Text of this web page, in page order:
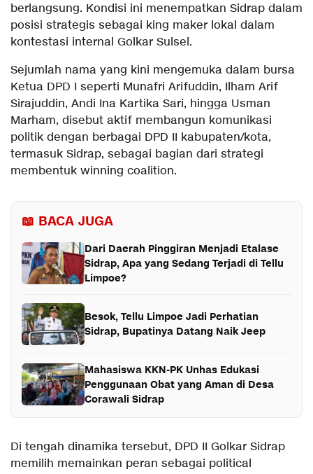
berlangsung. Kondisi ini menempatkan Sidrap dalam
posisi strategis sebagai king maker lokal dalam
kontestasi internal Golkar Sulsel.
Sejumlah nama yang kini mengemuka dalam bursa
Ketua DPD I seperti Munafri Arifuddin, Ilham Arif
Sirajuddin, Andi Ina Kartika Sari, hingga Usman
Marham, disebut aktif membangun komunikasi
politik dengan berbagai DPD II kabupaten/kota,
termasuk Sidrap, sebagai bagian dari strategi
membentuk winning coalition.
📖 BACA JUGA
Dari Daerah Pinggiran Menjadi Etalase
Sidrap, Apa yang Sedang Terjadi di Tellu
Limpoe?
Besok, Tellu Limpoe Jadi Perhatian
Sidrap, Bupatinya Datang Naik Jeep
Mahasiswa KKN-PK Unhas Edukasi
Penggunaan Obat yang Aman di Desa
Corawali Sidrap
Di tengah dinamika tersebut, DPD II Golkar Sidrap
memilih memainkan peran sebagai political